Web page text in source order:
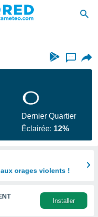
...
Dernier Quartier
Éclairée: 12%
orages violents !
Installer